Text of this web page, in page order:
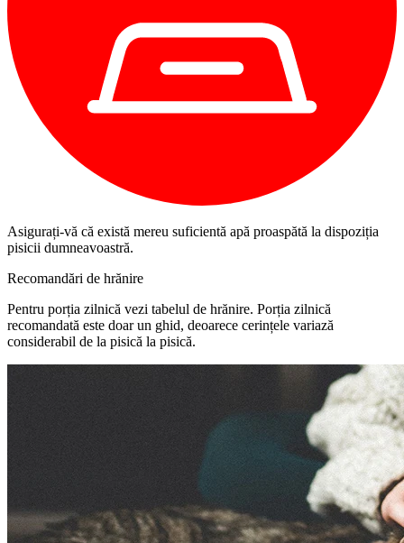
Asigurați-vă că există mereu suficientă apă proaspătă la dispoziția
pisicii dumneavoastră.
Recomandări de hrănire
Pentru porția zilnică vezi tabelul de hrănire. Porția zilnică
recomandată este doar un ghid, deoarece cerințele variază
considerabil de la pisică la pisică.